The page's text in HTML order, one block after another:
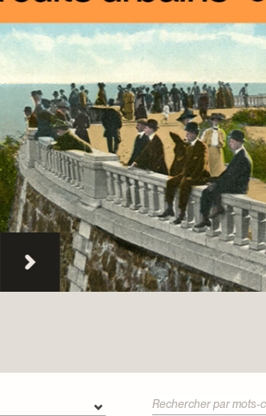
La Montagne au
Montréal – 150
d'histoire du Parc
Mont-Royal
Découvrir